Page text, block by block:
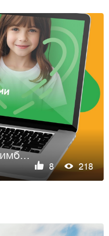
Ребрендинг БФ Симбиоз Добра
8 218